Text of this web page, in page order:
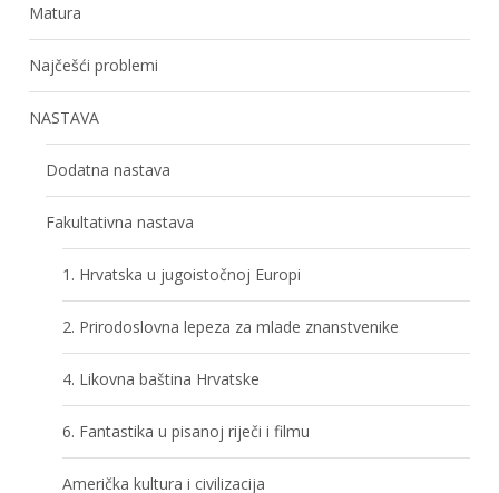
Matura
Najčešći problemi
NASTAVA
Dodatna nastava
Fakultativna nastava
1. Hrvatska u jugoistočnoj Europi
2. Prirodoslovna lepeza za mlade znanstvenike
4. Likovna baština Hrvatske
6. Fantastika u pisanoj riječi i filmu
Američka kultura i civilizacija